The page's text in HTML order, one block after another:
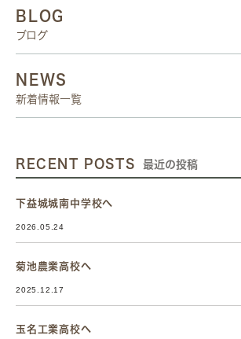
BLOG
ブログ
NEWS
新着情報一覧
RECENT POSTS 最近の投稿
下益城城南中学校へ
2026.05.24
菊池農業高校へ
2025.12.17
玉名工業高校へ